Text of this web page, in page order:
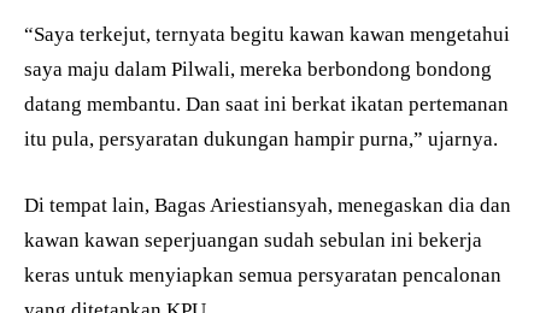
“Saya terkejut, ternyata begitu kawan kawan mengetahui
saya maju dalam Pilwali, mereka berbondong bondong
datang membantu. Dan saat ini berkat ikatan pertemanan
itu pula, persyaratan dukungan hampir purna,” ujarnya.
Di tempat lain, Bagas Ariestiansyah, menegaskan dia dan
kawan kawan seperjuangan sudah sebulan ini bekerja
keras untuk menyiapkan semua persyaratan pencalonan